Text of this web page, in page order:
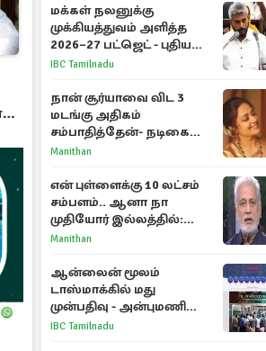
நன்மைகளும்!
மக்கள் நலனுக்கு
முக்கியத்துவம் அளித்த
2026–27 பட்ஜெட் - புதிய
நலத்திட்டங்கள்
IBC Tamilnadu
நான் சூர்யாவை விட 3
மடங்கு அதிகம்
சம்பாதித்தேன்- நடிகை
ஜோதிகா
Manithan
என் புள்ளைக்கு 10 லட்சம்
சம்பளம்.. ஆனா நா
முதியோர் இல்லத்தில்:
நடிகரின் கண்ணீர் பேட்டி
Manithan
ஆன்லைன் மூலம்
டாஸ்மாக்கில் மது
முன்பதிவு - அன்புமணி
ராமதாஸ் எதிர்ப்பு
IBC Tamilnadu